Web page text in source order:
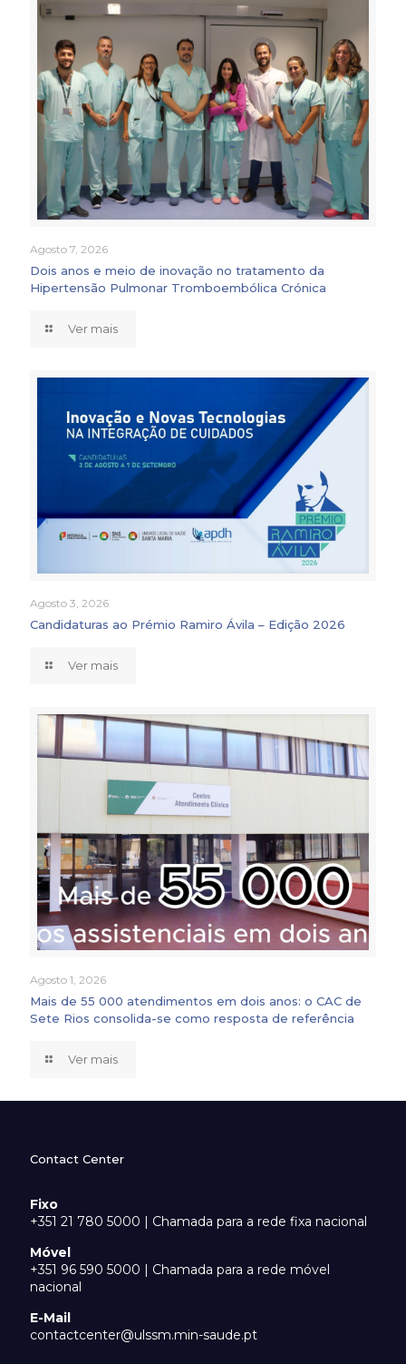
Agosto 7, 2026
Dois anos e meio de inovação no tratamento da
Hipertensão Pulmonar Tromboembólica Crónica
Ver mais
Agosto 3, 2026
Candidaturas ao Prémio Ramiro Ávila – Edição 2026
Ver mais
Agosto 1, 2026
Mais de 55 000 atendimentos em dois anos: o CAC de
Sete Rios consolida-se como resposta de referência
Ver mais
Contact Center
Fixo
+351 21 780 5000 | Chamada para a rede fixa nacional
Móvel
+351 96 590 5000 | Chamada para a rede móvel
nacional
E-Mail
contactcenter@ulssm.min-saude.pt